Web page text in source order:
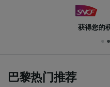
获得您的
巴黎热门推荐